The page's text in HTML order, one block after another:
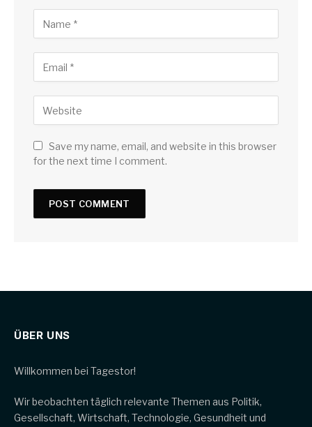
Save my name, email, and website in this browser
for the next time I comment.
ÜBER UNS
Willkommen bei Tagestor!
Wir beobachten täglich relevante Themen aus Politik,
Gesellschaft, Wirtschaft, Technologie, Gesundheit und